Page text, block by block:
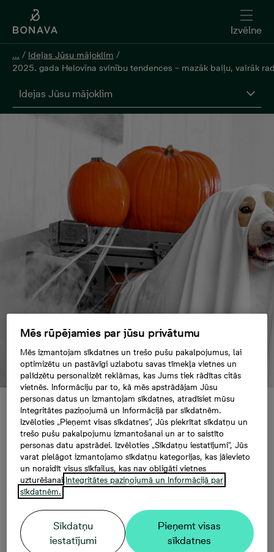
Izvēlne
... / Idejas Jūsu mājoklim /
2025. gada Helovīna svinību tendences – mazāk baiļu, vairāk
Idejas Jūsu mājoklim
2025. gada Helovīna
svinību tendences –
mazāk baiļu, vairāk
radošuma
Mēs rūpējamies par jūsu privātumu
Mēs izmantojam sīkdatnes un trešo pušu pakalpojumus, lai
optimizētu un pastāvīgi uzlabotu savas tīmekļa vietnes un
palīdzētu personalizēt reklāmas, kas Jums tiek rādītas citās
vietnēs. Informāciju par to, kā mēs apstrādājam Jūsu
personas datus un izmantojam sīkdatnes, atradīsiet mūsu
Integritātes paziņojumā un Informācijā par sīkdatnēm.
Izvēloties „Pieņemt visas sīkdatnes”, Jūs piekrītat sīkdatņu un
trešo pušu pakalpojumu izmantošanai un ar to saistīto
personas datu apstrādei. Izvēloties „Sīkdatņu iestatījumi”, Jūs
varat pielāgot izmantojamo sīkdatņu kategorijas, kas jāievieto
un noraidīt visus sīkfailus, kas nav obligāti vietnes
uzturēšanai.Integritātes paziņojumā un Informācijā par
sīkdatnēm.
Sīkdatņu
iestatījumi
Pieņemt visas
sīkdatnes